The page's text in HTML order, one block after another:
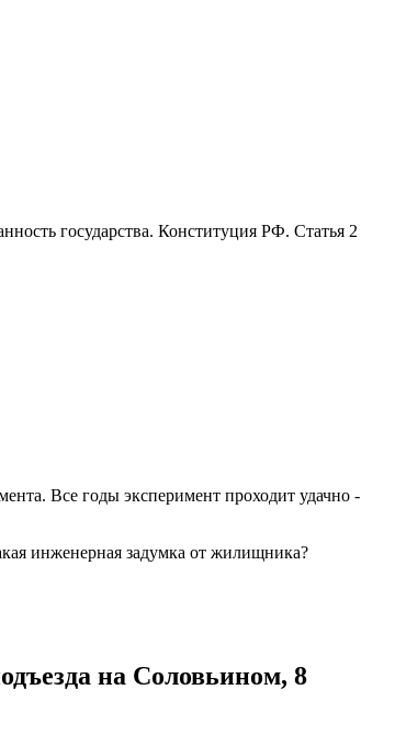
государства. Конституция РФ. Статья 2
Все годы эксперимент проходит удачно -
инженерная задумка от жилищника?
на Соловьином, 8